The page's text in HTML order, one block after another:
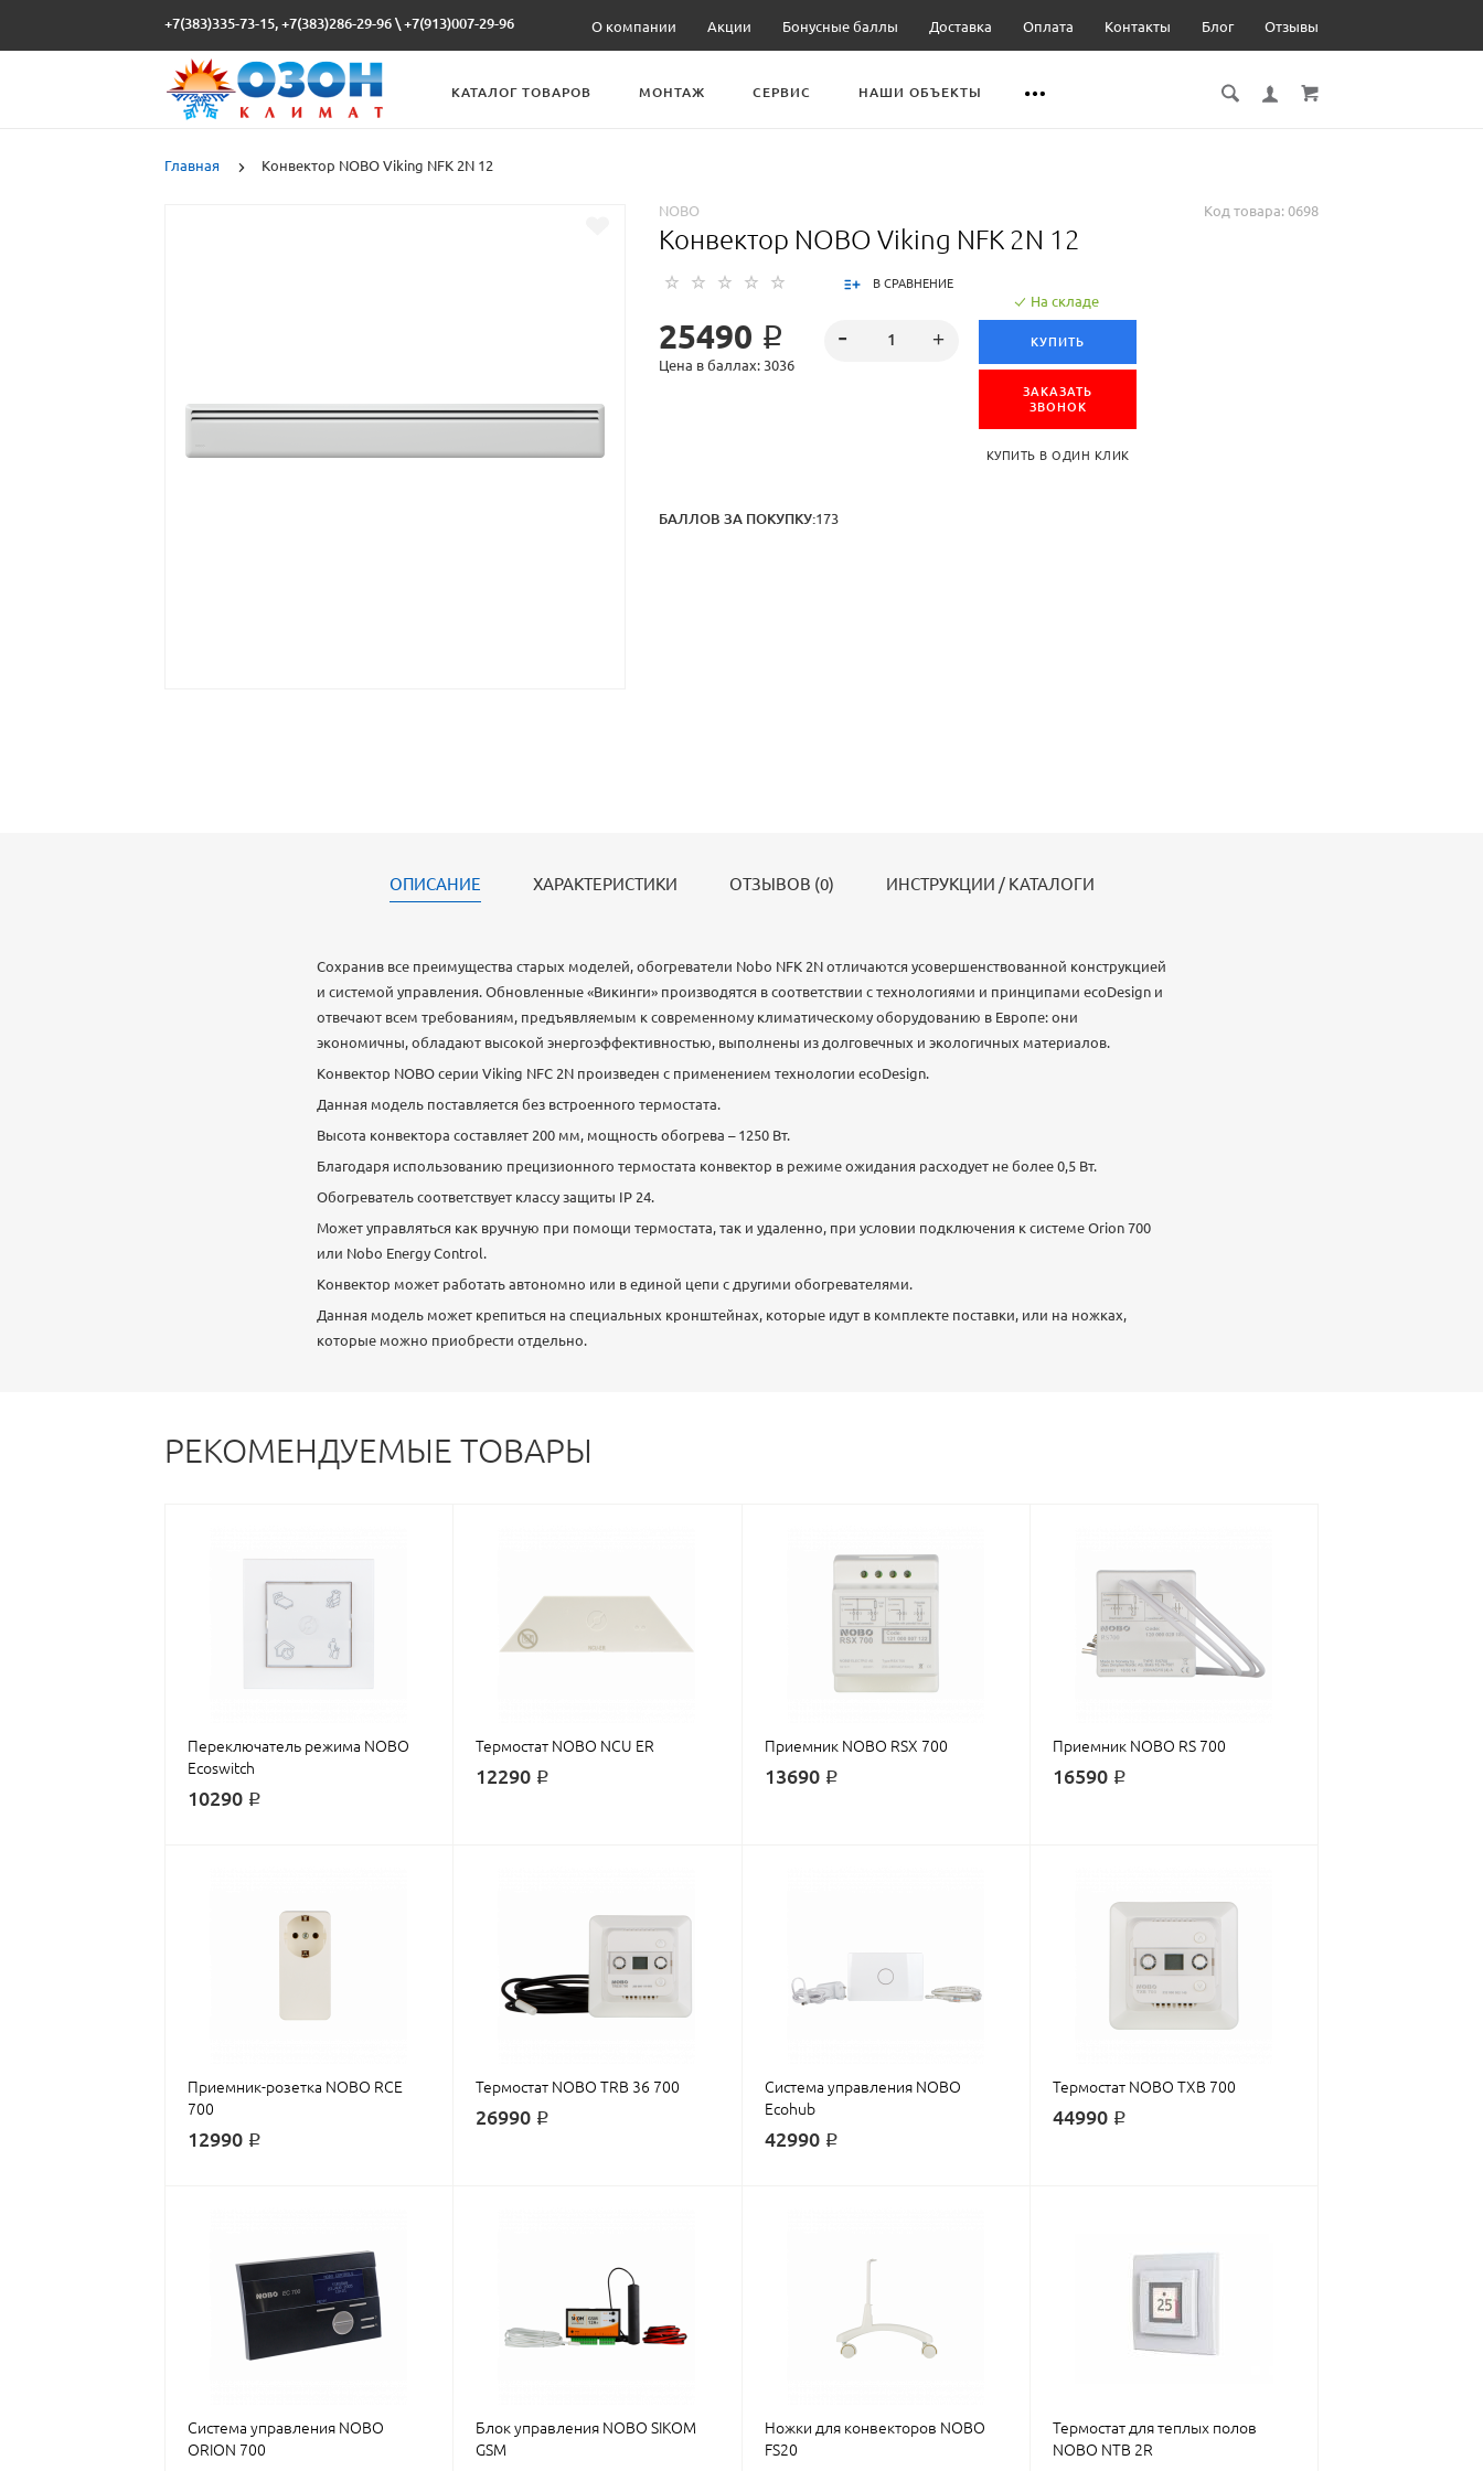
+7(383)335-73-15, +7(383)286-29-96 \+7(913)007-29-96 О компании Акции Бонусные баллы Доставка Оплата Контакты Блог Отзывы
КАТАЛОГ ТОВАРОВ МОНТАЖ СЕРВИС НАШИ ОБЪЕКТЫ
Главная Конвектор NOBO Viking NFK 2N 12
Код товара: 0698
NOBO
Конвектор NOBO Viking NFK 2N 12
В СРАВНЕНИЕ
25490 ₽
Цена в баллах: 3036
На складе
КУПИТЬ
ЗАКАЗАТЬ
ЗВОНОК
КУПИТЬ В ОДИН КЛИК
БАЛЛОВ ЗА ПОКУПКУ:173
ОПИСАНИЕ ХАРАКТЕРИСТИКИ ОТЗЫВОВ (0) ИНСТРУКЦИИ / КАТАЛОГИ
Сохранив все преимущества старых моделей, обогреватели Nobo NFK 2N отличаются усовершенствованной конструкцией
и системой управления. Обновленные «Викинги» производятся в соответствии с технологиями и принципами ecoDesign и
отвечают всем требованиям, предъявляемым к современному климатическому оборудованию в Европе: они
экономичны, обладают высокой энергоэффективностью, выполнены из долговечных и экологичных материалов.
Конвектор NOBO серии Viking NFC 2N произведен с применением технологии ecoDesign.
Данная модель поставляется без встроенного термостата.
Высота конвектора составляет 200 мм, мощность обогрева – 1250 Вт.
Благодаря использованию прецизионного термостата конвектор в режиме ожидания расходует не более 0,5 Вт.
Обогреватель соответствует классу защиты IP 24.
Может управляться как вручную при помощи термостата, так и удаленно, при условии подключения к системе Orion 700
или Nobo Energy Control.
Конвектор может работать автономно или в единой цепи с другими обогревателями.
Данная модель может крепиться на специальных кронштейнах, которые идут в комплекте поставки, или на ножках,
которые можно приобрести отдельно.
РЕКОМЕНДУЕМЫЕ ТОВАРЫ
Переключатель режима NOBO
Ecoswitch
10290 ₽
Термостат NOBO NCU ЕR
12290 ₽
Приемник NOBO RSX 700
13690 ₽
Приемник NOBO RS 700
16590 ₽
Приемник-розетка NOBO RCE
700
12990 ₽
Термостат NOBO TRB 36 700
26990 ₽
Система управления NOBO
Ecohub
42990 ₽
Термостат NOBO TXB 700
44990 ₽
Система управления NOBO
ORION 700
Блок управления NOBO SIKOM
GSM
Ножки для конвекторов NOBO
FS20
Термостат для теплых полов
NOBO NTB 2R